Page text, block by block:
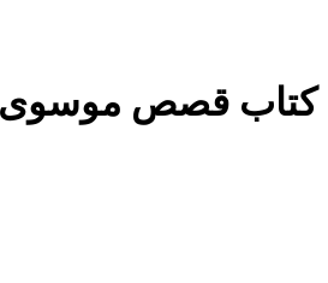
کتاب قصص